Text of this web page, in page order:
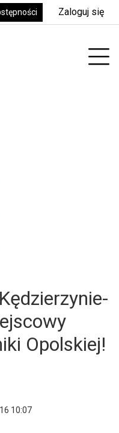
Zaloguj się
Opolskiej!
10:07